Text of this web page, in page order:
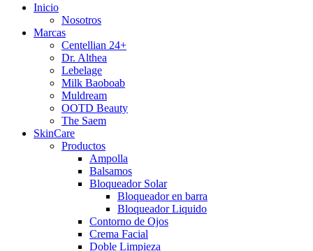
Inicio
Nosotros
Marcas
Centellian 24+
Dr. Althea
Lebelage
Milk Baoboab
Muldream
OOTD Beauty
The Saem
SkinCare
Productos
Ampolla
Balsamos
Bloqueador Solar
Bloqueador en barra
Bloqueador Liquido
Contorno de Ojos
Crema Facial
Doble Limpieza